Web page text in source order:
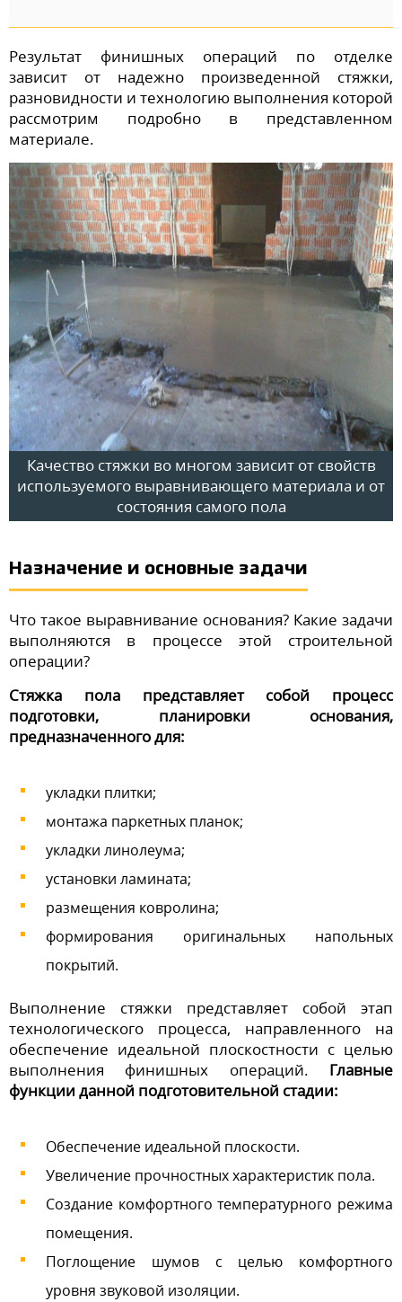
Результат финишных операций по отделке
зависит от надежно произведенной стяжки,
разновидности и технологию выполнения которой
рассмотрим подробно в представленном
материале.
Качество стяжки во многом зависит от свойств
используемого выравнивающего материала и от
состояния самого пола
Назначение и основные задачи
Что такое выравнивание основания? Какие задачи
выполняются в процессе этой строительной
операции?
Стяжка пола представляет собой процесс
подготовки, планировки основания,
предназначенного для:
укладки плитки;
монтажа паркетных планок;
укладки линолеума;
установки ламината;
размещения ковролина;
формирования оригинальных напольных
покрытий.
Выполнение стяжки представляет собой этап
технологического процесса, направленного на
обеспечение идеальной плоскостности с целью
выполнения финишных операций. Главные
функции данной подготовительной стадии:
Обеспечение идеальной плоскости.
Увеличение прочностных характеристик пола.
Создание комфортного температурного режима
помещения.
Поглощение шумов с целью комфортного
уровня звуковой изоляции.